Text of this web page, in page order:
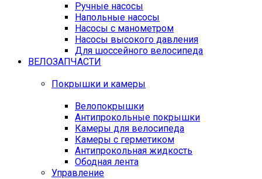
Ручные насосы
Напольные насосы
Насосы с манометром
Насосы высокого давления
Для шоссейного велосипеда
ВЕЛОЗАПЧАСТИ
Покрышки и камеры
Велопокрышки
Антипрокольные покрышки
Камеры для велосипеда
Камеры с герметиком
Антипрокольная жидкость
Ободная лента
Управление